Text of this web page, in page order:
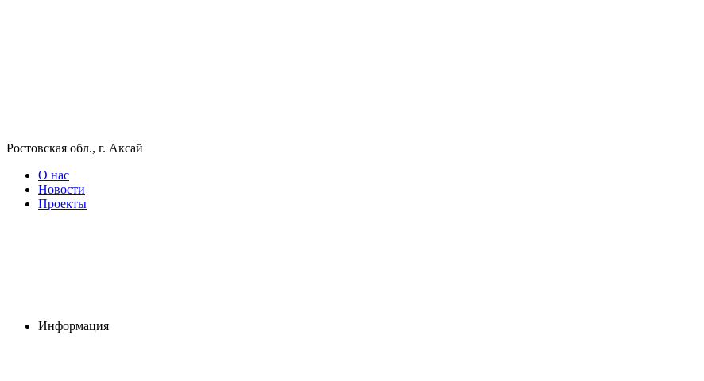
Ростовская обл., г. Аксай
О нас
Новости
Проекты
Информация